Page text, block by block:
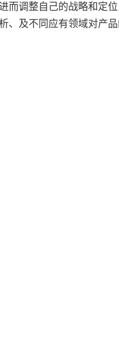
而调整自己的战略和定
、及不同应有领域对产